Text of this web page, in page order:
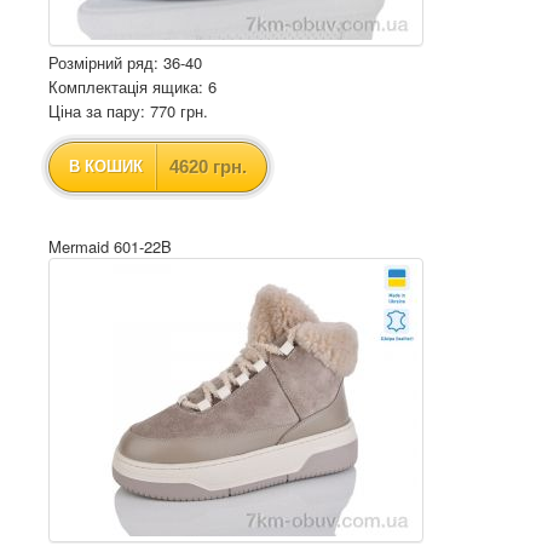
Розмірний ряд: 36-40
Комплектація ящика: 6
Ціна за пару: 770 грн.
В КОШИК 4620 грн.
Mermaid 601-22B